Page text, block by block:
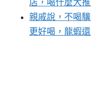
店，喝什麼大
親戚說，不喝
更好喝，龍蝦